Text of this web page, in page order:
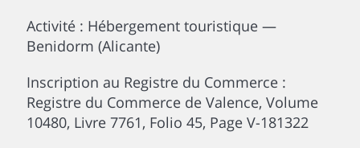
Activité : Hébergement touristique —
Benidorm (Alicante)
Inscription au Registre du Commerce :
Registre du Commerce de Valence, Volume
10480, Livre 7761, Folio 45, Page V-181322